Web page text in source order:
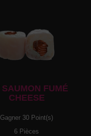
SAUMON FUMÉ
CHEESE
Gagner 30 Point(s)
6 Pièces